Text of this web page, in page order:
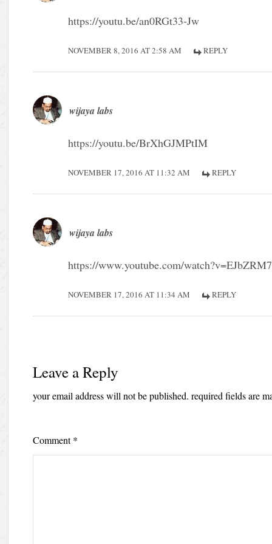
https://youtu.be/an0RGt33-Jw
NOVEMBER 8, 2016 AT 2:58 AM REPLY
wijaya labs
https://youtu.be/BrXhGJMPtIM
NOVEMBER 17, 2016 AT 11:32 AM REPLY
wijaya labs
https://www.youtube.com/
NOVEMBER 17, 2016 AT 11:34 AM REPLY
Leave a Reply
your email address will not be published. required fields are
Comment*